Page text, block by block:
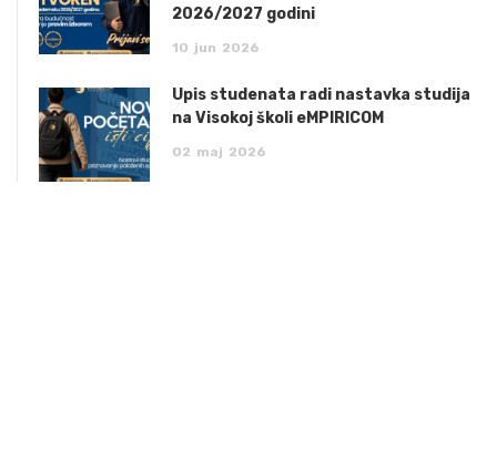
2026/2027 godini
10 jun 2026
Upis studenata radi nastavka studija
na Visokoj školi eMPIRICOM
02 maj 2026